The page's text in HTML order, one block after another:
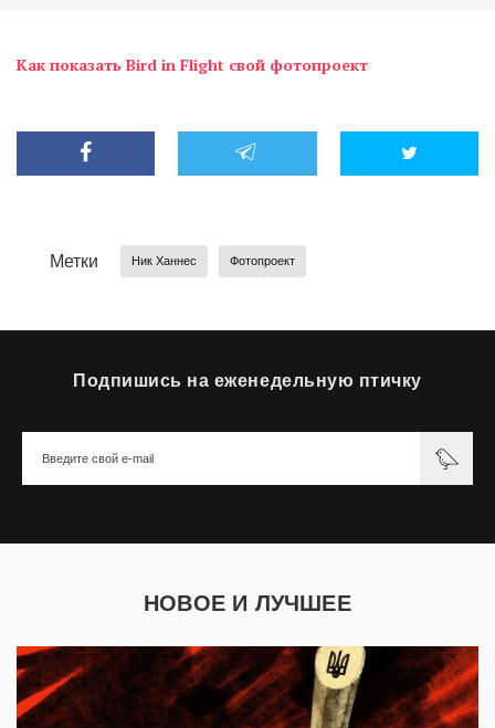
Как показать Bird in Flight свой фотопроект
Метки Ник Ханнес Фотопроект
Подпишись на еженедельную птичку
НОВОЕ И ЛУЧШЕЕ